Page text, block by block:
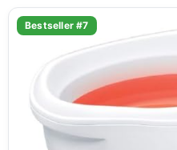
Bestseller #7